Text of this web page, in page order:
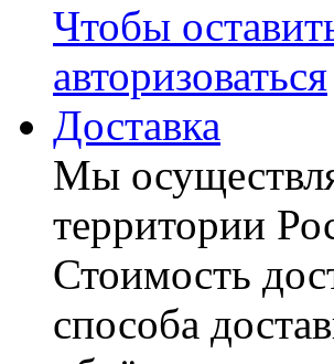
Чтобы
авторизоваться
Доставка
Мы
территории
Стоимость
способа